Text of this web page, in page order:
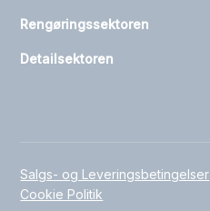
Rengøringssektoren
Detailsektoren
Salgs- og Leveringsbetingelser
Cookie Politik